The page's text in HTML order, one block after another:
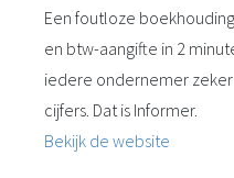
Een foutloze
en btw-aangifte in 2
iedere ondernemer
cijfers. Dat is Informer.
Bekijk de website